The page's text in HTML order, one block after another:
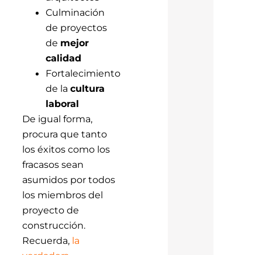
Culminación
de proyectos
de mejor
calidad
Fortalecimiento
de la cultura
laboral
De igual forma,
procura que tanto
los éxitos como los
fracasos sean
asumidos por todos
los miembros del
proyecto de
construcción.
Recuerda, la